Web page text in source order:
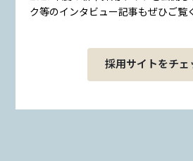
ク等のインタビュー記事もぜひご覧
採用サイトをチェ